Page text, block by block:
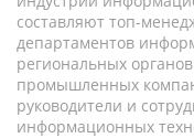
составляют топ-
департаментов
региональных
промышленных
руководители и
информационных